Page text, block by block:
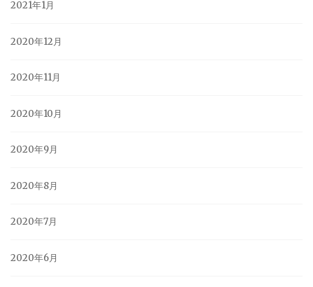
2021年1月
2020年12月
2020年11月
2020年10月
2020年9月
2020年8月
2020年7月
2020年6月